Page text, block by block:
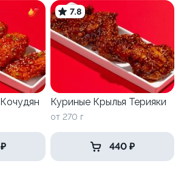
7.8
Куриные Крылья Терияки
от 270 г
440 ₽